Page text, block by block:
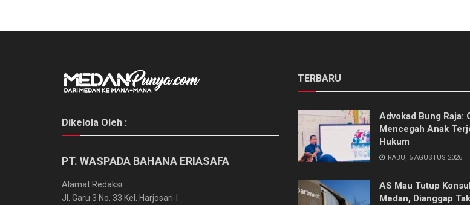
Dikelola Oleh :
PT. WASPADA BAHANA ERIASAFA
Alamat Redaksi :
Jl. Garu 3 No. 33 Kel. Harjosari-I
TERBARU
Advokad Bung Raja:
Mencegah Anak
Hukum
RABU, 5 AGUSTUS 2026
AS Mau Tutup
Medan, Dianggap